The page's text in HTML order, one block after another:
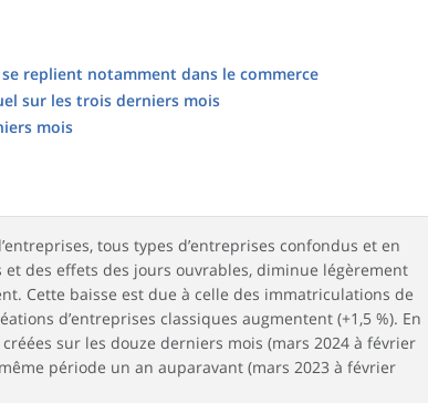
replient notamment dans le commerce
sur les trois derniers mois
mois
tous types d’entreprises confondus et en
des effets des jours ouvrables, diminue légèrement
Cette baisse est due à celle des immatriculations de
d’entreprises classiques augmentent (+1,5 %). En
sur les douze derniers mois (mars 2024 à février
période un an auparavant (mars 2023 à février